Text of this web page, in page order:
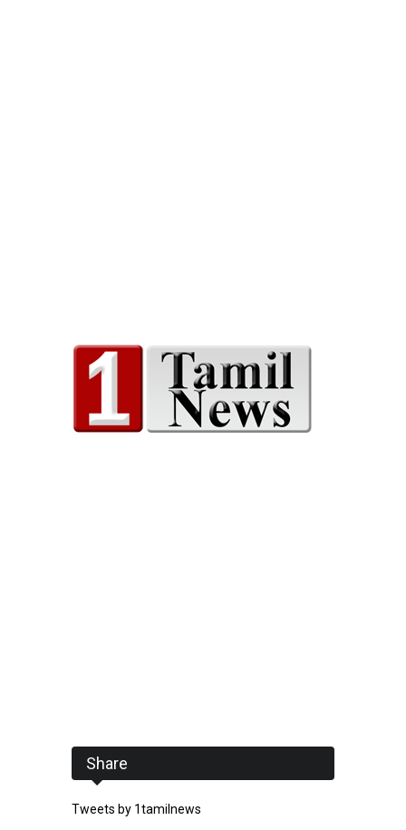
Share
Tweets by 1tamilnews